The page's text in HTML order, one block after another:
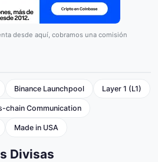
desde aquí, cobramos una comisión
Binance Launchpool Layer 1 (L1)
chain Communication
Made in USA
Divisas